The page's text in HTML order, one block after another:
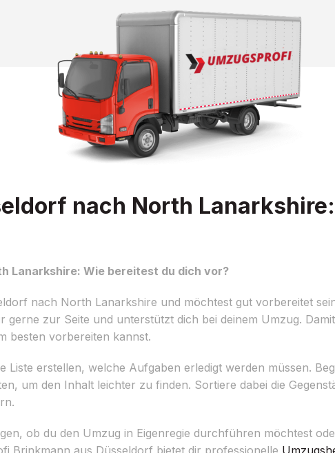
nach North
Lanarkshire: Wie bereitest du dich vor?
nach North Lanarkshire und möchtest gut vorbereitet
gerne zur Seite und unterstützt dich bei deinem Umzug.
besten vorbereiten kannst.
Liste erstellen, welche Aufgaben erledigt werden müssen.
um den Inhalt leichter zu finden. Sortiere dabei die
ob du den Umzug in Eigenregie durchführen möchtest
Brinkmann aus Düsseldorf bietet dir professionelle